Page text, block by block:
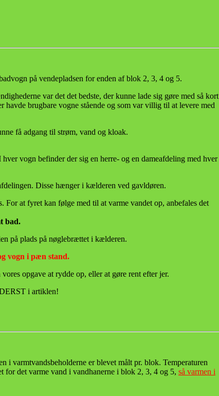
på vendepladsen for enden af blok 2, 3, 4 og 5.
var det det bedste, der kunne lade sig gøre med så kort
brugbare vogne stående og som var villig til at levere med
få adgang til strøm, vand og kloak.
vogn befinder der sig en herre- og en dameafdeling med hver
Disse hænger i kælderen ved gavldøren.
at fyret kan følge med til at varme vandet op, anbefales det
bad.
på plads på nøglebrættet i kælderen.
vogn i pæn stand.
opgave at rydde op, eller at gøre rent efter jer.
i artiklen!
i varmtvandsbeholderne er blevet målt pr. blok. Temperaturen
det varme vand i vandhanerne i blok 2, 3, 4 og 5, så varmen i